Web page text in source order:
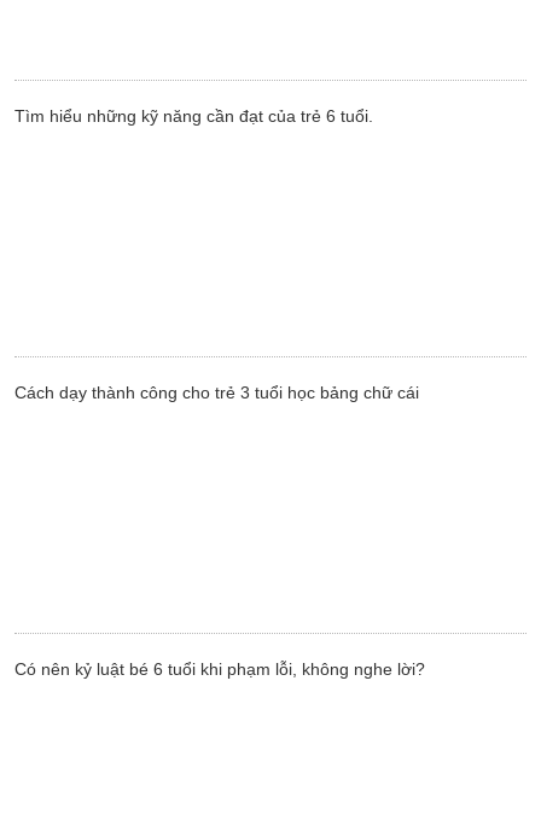
Tìm hiểu những kỹ năng cần đạt của trẻ 6 tuổi.
Cách dạy thành công cho trẻ 3 tuổi học bảng chữ cái
Có nên kỷ luật bé 6 tuổi khi phạm lỗi, không nghe lời?